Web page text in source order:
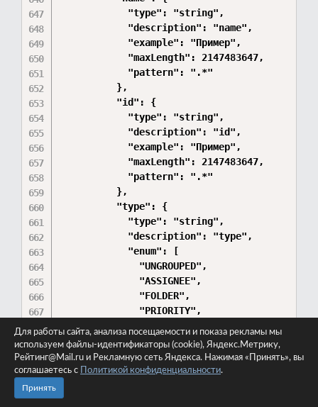
Для работы сайта, анализа посещаемости и показа рекламы мы
используем файлы-идентификаторы (cookie), Яндекс.Метрику,
Рейтинг@Mail.ru и Рекламную сеть Яндекса. Нажимая «Принять», вы
соглашаетесь с
Политикой конфиденциальности.
Принять